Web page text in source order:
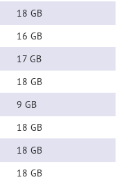
18 GB
16 GB
17 GB
18 GB
9 GB
18 GB
18 GB
18 GB